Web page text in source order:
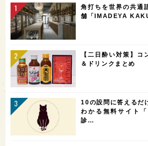
角打ちを世界の共通
舗「IMADEYA
【二日酔い対策】コ
＆ドリンクまとめ
10の設問に答えるだ
わかる無料サイト
診…